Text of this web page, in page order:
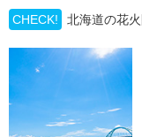
CHECK!
北海道の花